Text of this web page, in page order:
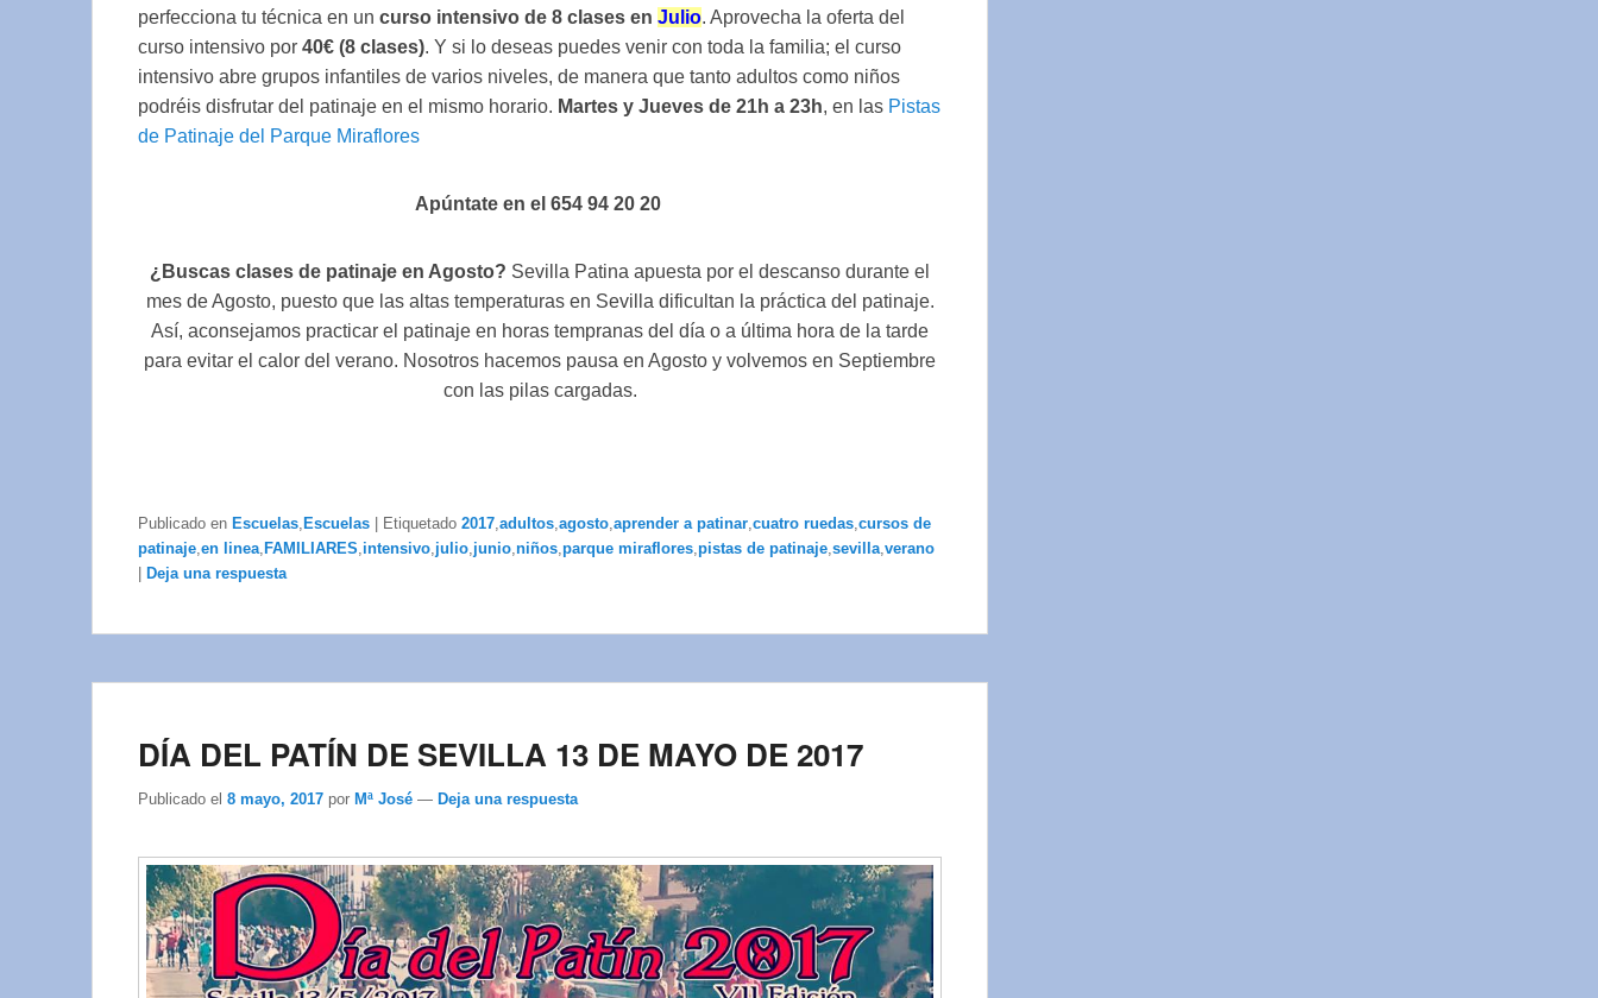
perfecciona tu técnica en un curso intensivo de 8 clases en Julio. Aprovecha la oferta del
curso intensivo por 40€ (8 clases). Y si lo deseas puedes venir con toda la familia; el curso
intensivo abre grupos infantiles de varios niveles, de manera que tanto adultos como niños
podréis disfrutar del patinaje en el mismo horario. Martes y Jueves de 21h a 23h, en las Pistas
de Patinaje del Parque Miraflores
Apúntate en el 654 94 20 20
¿Buscas clases de patinaje en Agosto? Sevilla Patina apuesta por el descanso durante el
mes de Agosto, puesto que las altas temperaturas en Sevilla dificultan la práctica del patinaje.
Así, aconsejamos practicar el patinaje en horas tempranas del día o a última hora de la tarde
para evitar el calor del verano. Nosotros hacemos pausa en Agosto y volvemos en Septiembre
con las pilas cargadas.
Publicado en Escuelas, Escuelas Etiquetado 2017,adultos,agosto,aprender a patinar,cuatro ruedas,cursos de
patinaje,en linea, FAMILIARES,intensivo,julio,junio,niños,parque miraflores,pistas de patinaje,sevilla,verano
Deja una respuesta
DÍA DEL PATÍN DE SEVILLA 13 DE MAYO DE 2017
Publicado el 8 mayo, 2017 por Mª José — Deja una respuesta